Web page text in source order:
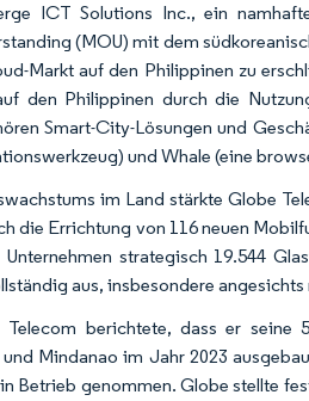
ICT Solutions Inc., ein
(MOU) mit dem
Markt auf den Philippinen zu
den Philippinen durch die
Smart-City-Lösungen und
und Whale (eine
im Land stärkte Globe
die Errichtung von 116 neuen
strategisch 19.544
aus, insbesondere
berichtete, dass er seine
Mindanao im Jahr 2023
Betrieb genommen. Globe stellte